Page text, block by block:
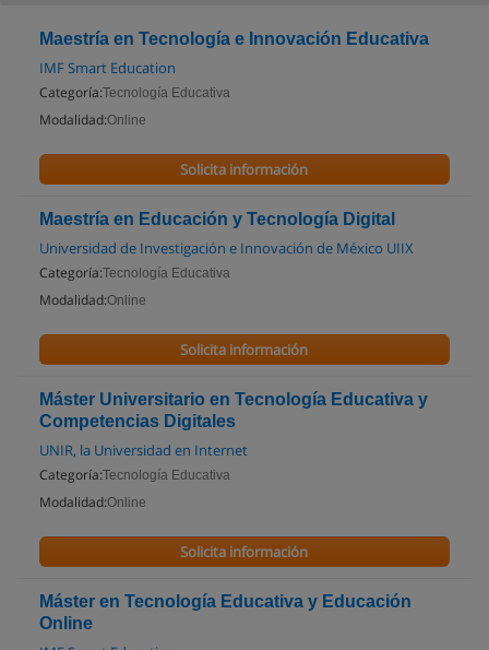
Maestría en Tecnología e Innovación Educativa
IMF Smart Education
Categoría:Tecnología Educativa
Modalidad:Online
Solicita información
Maestría en Educación y Tecnología Digital
Universidad de Investigación e Innovación de México UIIX
Categoría:Tecnología Educativa
Modalidad:Online
Solicita información
Máster Universitario en Tecnología Educativa y
Competencias Digitales
UNIR, la Universidad en Internet
Categoría:Tecnología Educativa
Modalidad:Online
Solicita información
Máster en Tecnología Educativa y Educación
Online